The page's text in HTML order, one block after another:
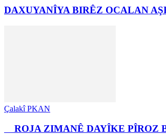
DAXUYANÎYA BIRÊZ OCALAN
Çalakî PKAN
ROJA ZIMANÊ DAYÎKE PÎROZ